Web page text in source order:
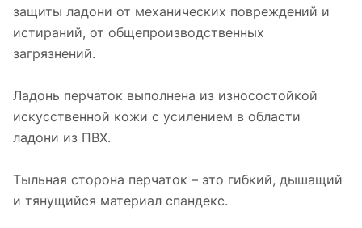
защиты ладони от механических повреждений и
истираний, от общепроизводственных
загрязнений.
Ладонь перчаток выполнена из износостойкой
искусственной кожи c усилением в области
ладони из ПВХ.
Тыльная сторона перчаток – это гибкий, дышащий
и тянущийся материал спандекс.